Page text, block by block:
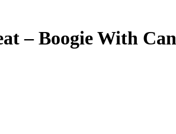
– Boogie With